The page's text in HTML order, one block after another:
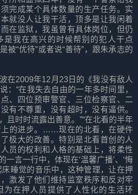
完成某个具体数量的生产任务。实
就没人让我干活，顶多是让我闲着
在监狱，我虽曾有具体岗位，但仍
是我在高兴的时候帮别的犯人干点
被“优待”或者说“善待”，跟朱承志的
在2009年12月23日的《我没有敌人
“在我失去自由的一年多时间里，
、四位预审警官、三位检察官、二
有不尊重，没有超时，没有逼供。
且时时流露出善意。”“在北看的半年
上的进步。……现在的北看，在硬件
极大的改善。特别是北看首创的人
员的权利和人格的基础上，将柔性
一言一行中，体现在‘温馨广播’、‘悔
床睡觉的音乐中，这种管理，让在押
激发了他们维持监室秩序和反对牢
为在押人员提供了人性化的生活环